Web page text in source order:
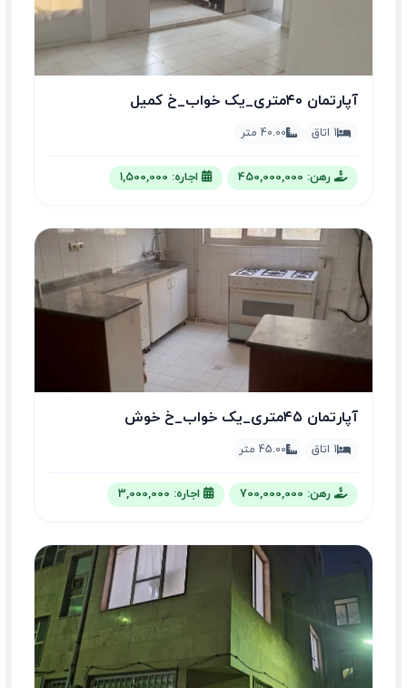
آپارتمان‌ ۴۰متری_یک‌ خواب_خ‌ کمیل‌
1 اتاق 40.00 متر
رهن: 450,000,000 اجاره: 1,500,000
آپارتمان‌ ۴۵متری_یک‌ خواب_خ‌ خوش
1 اتاق 45.00 متر
رهن: 700,000,000 اجاره: 3,000,000